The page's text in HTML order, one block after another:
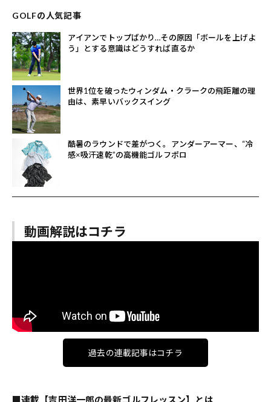
GOLFの人気記事
アイアンでトップばかり…その原因「ボールを上げよ
う」とする意識はどうすれば直るか
世界1位を破ったウィンダム・クラークの飛距離の理
由は、素早いバックスイング
酷暑のラウンドで差がつく。アンダーアーマー、“冷
感×吸汗速乾”の高機能ゴルフポロ
動画解説はコチラ
過去の連載記事はコチラ
■連載【吉田洋一郎の最新ゴルフレッスン】とは